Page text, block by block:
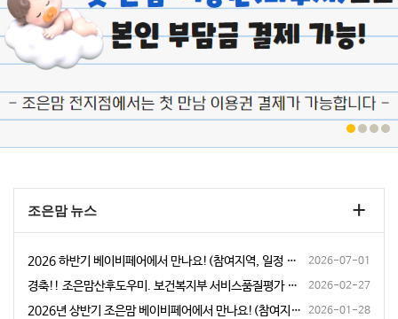
조은맘 뉴스
2026-07-01
2026 하반기 베이비페어에서 만나요!(참여지역, 일정 안내)
2026-02-27
경축!! 조은맘산후도우미. 보건복지부 서비스품질평가 다수기관 A등급 선정
2026-01-28
2026년 상반기 조은맘 베이비페어에서 만나요!(참여지역, 일정 안내)
+